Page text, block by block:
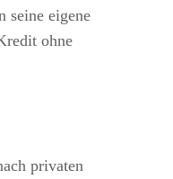
seine eigene
ohne
privaten